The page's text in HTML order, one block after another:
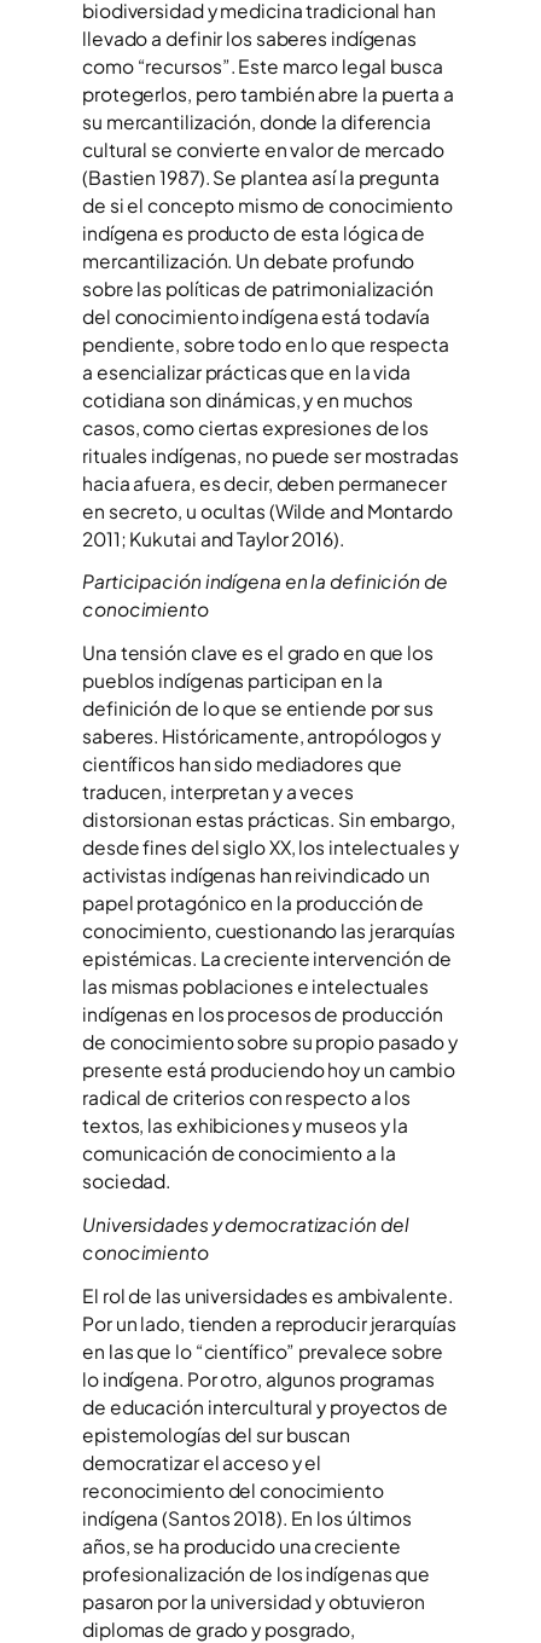
biodiversidad y medicina tradicional han
llevado a definir los saberes indígenas
como “recursos”. Este marco legal busca
protegerlos, pero también abre la puerta a
su mercantilización, donde la diferencia
cultural se convierte en valor de mercado
(Bastien 1987). Se plantea así la pregunta
de si el concepto mismo de conocimiento
indígena es producto de esta lógica de
mercantilización. Un debate profundo
sobre las políticas de patrimonialización
del conocimiento indígena está todavía
pendiente, sobre todo en lo que respecta
a esencializar prácticas que en la vida
cotidiana son dinámicas, y en muchos
casos, como ciertas expresiones de los
rituales indígenas, no puede ser mostradas
hacia afuera, es decir, deben permanecer
en secreto, u ocultas (Wilde and Montardo
2011; Kukutai and Taylor 2016).
Participación indígena en la definición de
conocimiento
Una tensión clave es el grado en que los
pueblos indígenas participan en la
definición de lo que se entiende por sus
saberes. Históricamente, antropólogos y
científicos han sido mediadores que
traducen, interpretan y a veces
distorsionan estas prácticas. Sin embargo,
desde fines del siglo XX, los intelectuales y
activistas indígenas han reivindicado un
papel protagónico en la producción de
conocimiento, cuestionando las jerarquías
epistémicas. La creciente intervención de
las mismas poblaciones e intelectuales
indígenas en los procesos de producción
de conocimiento sobre su propio pasado y
presente está produciendo hoy un cambio
radical de criterios con respecto a los
textos, las exhibiciones y museos y la
comunicación de conocimiento a la
sociedad.
Universidades y democratización del
conocimiento
El rol de las universidades es ambivalente.
Por un lado, tienden a reproducir jerarquías
en las que lo “científico” prevalece sobre
lo indígena. Por otro, algunos programas
de educación intercultural y proyectos de
epistemologías del sur buscan
democratizar el acceso y el
reconocimiento del conocimiento
indígena (Santos 2018). En los últimos
años, se ha producido una creciente
profesionalización de los indígenas que
pasaron por la universidad y obtuvieron
diplomas de grado y posgrado,